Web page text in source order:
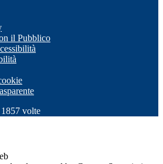
il Pubblico
1857 volte